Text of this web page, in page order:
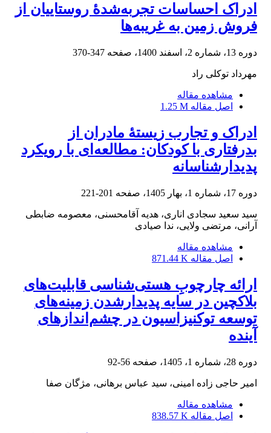
ادراک احساسات تجربه‌شدۀ روستاییان از
فروش زمین به غریبه‌ها
دوره 13، شماره 2، اسفند 1400، صفحه 347-370
مهرداد توکلی راد
مشاهده مقاله
اصل مقاله 1.25 M
ادراک و تجارب زیستۀ مادران از
بدرفتاری با کودکان: مطالعه‌ای با رویکرد
پدیدارشناسانه
دوره 17، شماره 1، بهار 1405، صفحه 201-221
سید سعید سجادی اناری، هدیه آقامحسنی، معصومه ضابطی
آرانی، مرتضی ولایی، ندا صیادی
مشاهده مقاله
اصل مقاله 871.44 K
ارائه چارچوبِ هستی‌‌شناسی قابلیت‌‌های
بلاکچین در سایه پدیدارشدن زمینه‌های
توسعه‌ توکنیزاسیون در چشم‌‌اندازهای
آینده
دوره 28، شماره 1، 1405، صفحه 56-92
امیر حاجی زاده امینی، سید عباس برهانی، مژگان صفا
مشاهده مقاله
اصل مقاله 838.57 K